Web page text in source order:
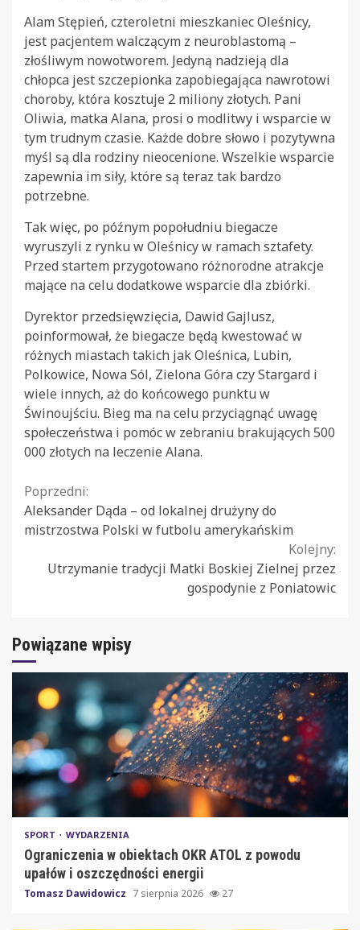
Alam Stępień, czteroletni mieszkaniec Oleśnicy,
jest pacjentem walczącym z neuroblastomą –
złośliwym nowotworem. Jedyną nadzieją dla
chłopca jest szczepionka zapobiegająca nawrotowi
choroby, która kosztuje 2 miliony złotych. Pani
Oliwia, matka Alana, prosi o modlitwy i wsparcie w
tym trudnym czasie. Każde dobre słowo i pozytywna
myśl są dla rodziny nieocenione. Wszelkie wsparcie
zapewnia im siły, które są teraz tak bardzo
potrzebne.
Tak więc, po późnym popołudniu biegacze
wyruszyli z rynku w Oleśnicy w ramach sztafety.
Przed startem przygotowano różnorodne atrakcje
mające na celu dodatkowe wsparcie dla zbiórki.
Dyrektor przedsięwzięcia, Dawid Gajlusz,
poinformował, że biegacze będą kwestować w
różnych miastach takich jak Oleśnica, Lubin,
Polkowice, Nowa Sól, Zielona Góra czy Stargard i
wiele innych, aż do końcowego punktu w
Świnoujściu. Bieg ma na celu przyciągnąć uwagę
społeczeństwa i pomóc w zebraniu brakujących 500
000 złotych na leczenie Alana.
Continue
Reading
Poprzedni:
Aleksander Dąda – od lokalnej drużyny do
mistrzostwa Polski w futbolu amerykańskim
Kolejny:
Utrzymanie tradycji Matki Boskiej Zielnej przez
gospodynie z Poniatowic
Powiązane wpisy
SPORT WYDARZENIA
Ograniczenia w obiektach OKR ATOL z powodu
upałów i oszczędności energii
Tomasz Dawidowicz 7 sierpnia 2026 27